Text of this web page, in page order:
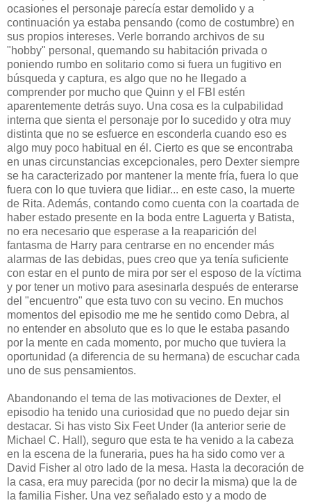
ocasiones el personaje parecía estar demolido y a
continuación ya estaba pensando (como de costumbre) en
sus propios intereses. Verle borrando archivos de su
"hobby" personal, quemando su habitación privada o
poniendo rumbo en solitario como si fuera un fugitivo en
búsqueda y captura, es algo que no he llegado a
comprender por mucho que Quinn y el FBI estén
aparentemente detrás suyo. Una cosa es la culpabilidad
interna que sienta el personaje por lo sucedido y otra muy
distinta que no se esfuerce en esconderla cuando eso es
algo muy poco habitual en él. Cierto es que se encontraba
en unas circunstancias excepcionales, pero Dexter siempre
se ha caracterizado por mantener la mente fría, fuera lo que
fuera con lo que tuviera que lidiar... en este caso, la muerte
de Rita. Además, contando como cuenta con la coartada de
haber estado presente en la boda entre Laguerta y Batista,
no era necesario que esperase a la reaparición del
fantasma de Harry para centrarse en no encender más
alarmas de las debidas, pues creo que ya tenía suficiente
con estar en el punto de mira por ser el esposo de la víctima
y por tener un motivo para asesinarla después de enterarse
del "encuentro" que esta tuvo con su vecino. En muchos
momentos del episodio me me he sentido como Debra, al
no entender en absoluto que es lo que le estaba pasando
por la mente en cada momento, por mucho que tuviera la
oportunidad (a diferencia de su hermana) de escuchar cada
uno de sus pensamientos.
Abandonando el tema de las motivaciones de Dexter, el
episodio ha tenido una curiosidad que no puedo dejar sin
destacar. Si has visto Six Feet Under (la anterior serie de
Michael C. Hall), seguro que esta te ha venido a la cabeza
en la escena de la funeraria, pues ha ha sido como ver a
David Fisher al otro lado de la mesa. Hasta la decoración de
la casa, era muy parecida (por no decir la misma) que la de
la familia Fisher. Una vez señalado esto y a modo de